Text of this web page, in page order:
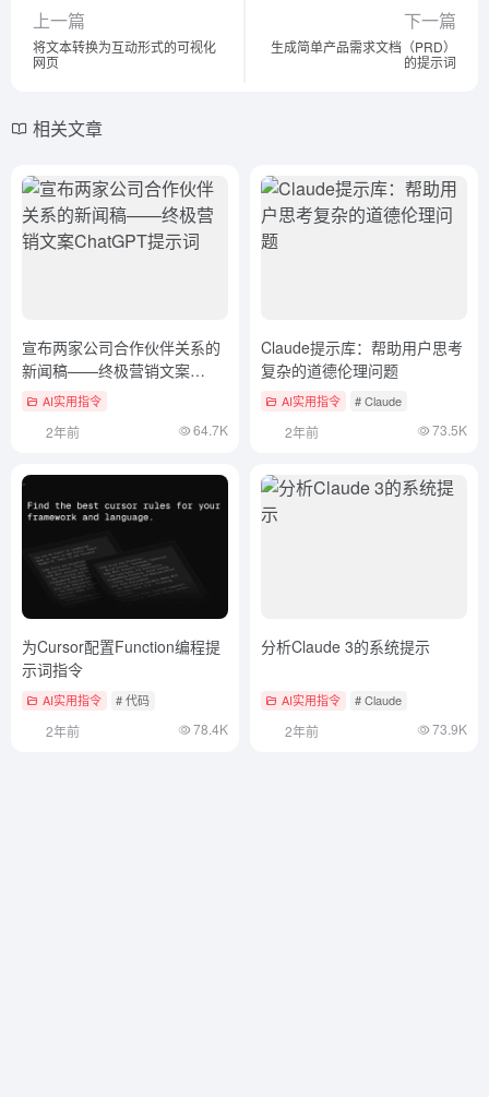
上一篇
将文本转换为互动形式的可视化
网页
下一篇
生成简单产品需求文档（PRD）
的提示词
相关文章
宣布两家公司合作伙伴关系的
新闻稿——终极营销文案
ChatGPT提示词
AI实用指令
2年前 64.7K
Claude提示库：帮助用户思考
复杂的道德伦理问题
AI实用指令 # Claude
2年前 73.5K
为Cursor配置Function编程提
示词指令
AI实用指令 # 代码
2年前 78.4K
分析Claude 3的系统提示
AI实用指令 # Claude
2年前 73.9K